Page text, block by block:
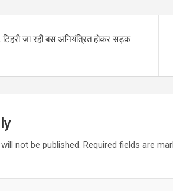
जा रही बस अनियंत्रित होकर सड़क
not be published. Required fields are